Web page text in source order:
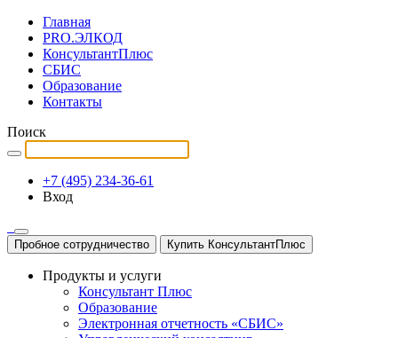
Главная
PRO.ЭЛКОД
КонсультантПлюс
СБИС
Образование
Контакты
Поиск
+7 (495) 234-36-61
Вход
Пробное сотрудничество Купить КонсультантПлюс
Продукты и услуги
Консультант Плюс
Образование
Электронная отчетность «СБИС»